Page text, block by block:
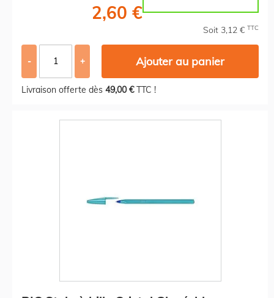
2,60 €
Soit 3,12 € TTC
- + Ajouter au panier
Livraison offerte dès 49,00 €TTC !